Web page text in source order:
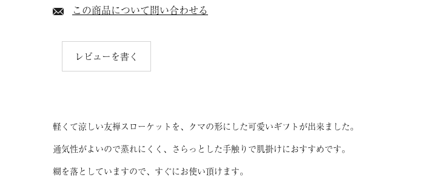
この商品について問い合わせる
レビューを書く
軽くて涼しい友禅スローケットを、クマの形にした可愛いギフトが出来ました。
通気性がよいので蒸れにくく、さらっとした手触りで肌掛けにおすすめです。
糊を落としていますので、すぐにお使い頂けます。